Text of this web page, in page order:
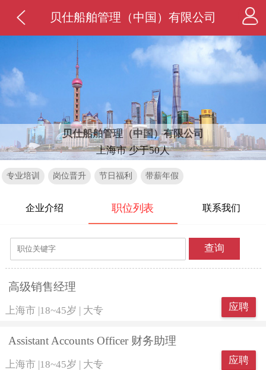
贝仕船舶管理（中国）有限公司
贝仕船舶管理（中国）有限公司
上海市 少于50人
专业培训 岗位晋升 节日福利 带薪年假
企业介绍 职位列表 联系我们
查询
高级销售经理
上海市 18~45岁 大专 应聘
Assistant Accounts Officer 财务助理
上海市 |18~45岁 | 大专 应聘